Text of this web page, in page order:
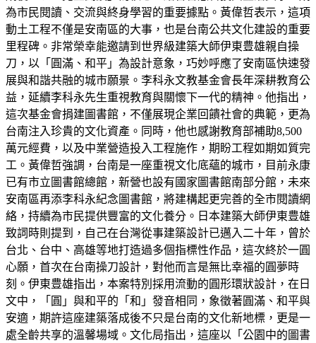
為市民閱讀、交流與終身學習的重要據點。黃偉哲表示，這項
動土工程不僅是安南區的大事，也是台南公共文化建設的重要
里程碑。非常榮幸能邀請到世界級建築大師伊東豊雄親自操
刀，以「圓滿、和平」為設計意象，巧妙呼應了安南區快速發
展與和諧共融的城市願景。李科永文教基金會長年深耕教育公
益，延續李科永先生重視教育與關懷下一代的精神。他指出，
這次基金會捐建圖書館，不僅展現企業回饋社會的典範，更為
台南注入珍貴的文化資產。同時，他也感謝教育部補助8,500
萬元經費，以及中業營造投入工程施作，期盼工程如期如質完
工。黃偉哲強調，台南是一座重視文化底蘊的城市，目前永康
已有市立圖書館總館，新營也設有國家圖書館南部分館，未來
安南區再添李科永紀念圖書館，將建構起更完善的全市閱讀網
絡，持續為市民提供豐富的文化養分。日本建築大師伊東豊雄
致詞時則提到，自己在台灣從事建築設計已邁入二十年，曾於
台北、台中、高雄等地打造過多個指標性作品，這次終於一圓
心願，首次在台南操刀設計，對他而言是無比幸福的圓夢時
刻。伊東豊雄指出，本案特別採用流動的圓形環狀設計，在日
文中，「圓」與和平的「和」發音相同，象徵著圓滿、和平與
安適，期許這座建築落成後不只是台南的文化新地標，更是一
處全齡共享的溫馨場域。文化局指出，這座以「公園中的圖書